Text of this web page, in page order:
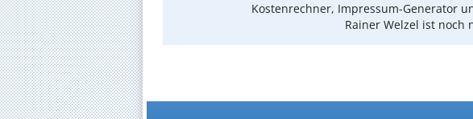
Kostenrechner, Impressum-Generator
Rainer Welzel ist noch